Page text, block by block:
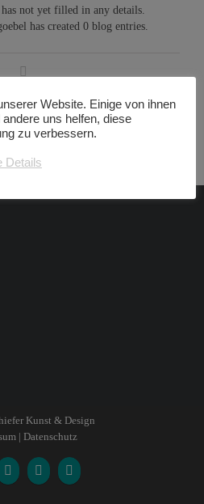
not yet filled in any details.
has created 0 blog entries.
Kunst & Design
| Datenschutz
Website. Einige von ihnen
uns helfen, diese
zu verbessern.
Details